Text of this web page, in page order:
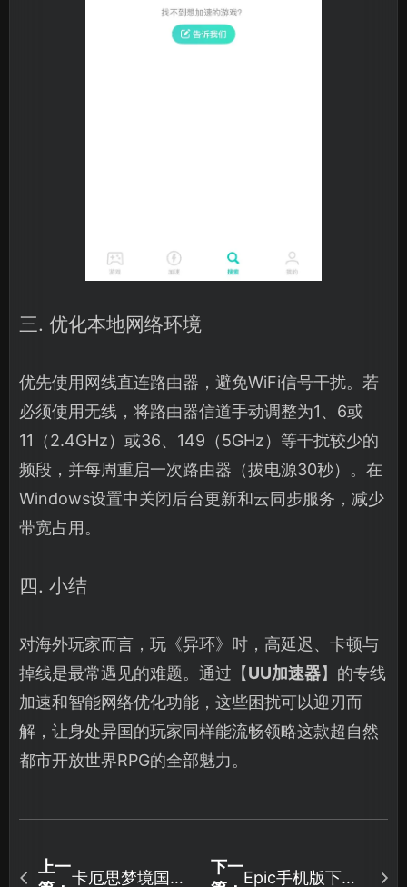
三. 优化本地网络环境
优先使用网线直连路由器，避免WiFi信号干扰。若
必须使用无线，将路由器信道手动调整为1、6或
11（2.4GHz）或36、149（5GHz）等干扰较少的
频段，并每周重启一次路由器（拔电源30秒）。在
Windows设置中关闭后台更新和云同步服务，减少
带宽占用。
四. 小结
对海外玩家而言，玩《异环》时，高延迟、卡顿与
掉线是最常遇见的难题。通过【UU加速器】的专线
加速和智能网络优化功能，这些困扰可以迎刃而
解，让身处异国的玩家同样能流畅领略这款超自然
都市开放世界RPG的全部魅力。
上一
卡厄思梦境国服
下一
Epic手机版下载